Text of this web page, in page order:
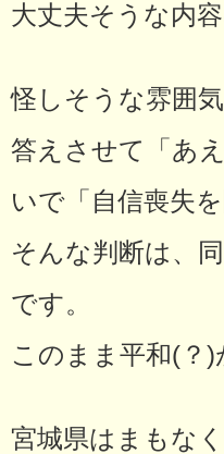
大丈夫そうな内
怪しそうな雰囲
答えさせて「あ
いで「自信喪失
そんな判断は、
です。
このまま平和(？
宮城県はまもな